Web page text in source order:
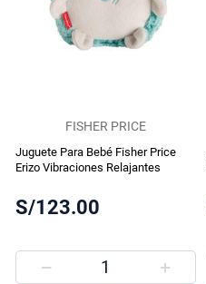
FISHER PRICE
Juguete Para Bebé Fisher Price
Erizo Vibraciones Relajantes
S/123.00